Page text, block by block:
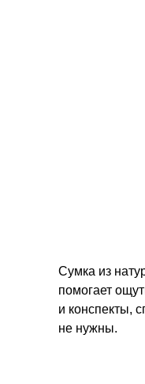
Сумка из
помогает
и конспекты,
не нужны.